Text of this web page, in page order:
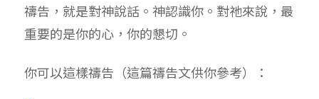
禱告，就是對神說話。神認識你。對祂來說，最
重要的是你的心，你的懇切。
你可以這樣禱告（這篇禱告文供你參考）：